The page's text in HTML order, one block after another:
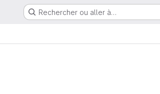
Rechercher ou aller à…